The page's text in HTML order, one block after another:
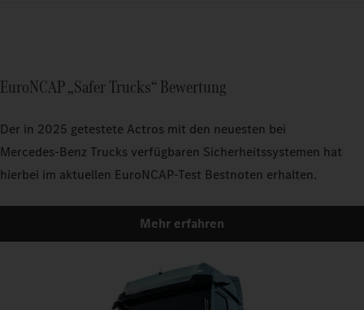
EuroNCAP „Safer Trucks“ Bewertung
Der in 2025 getestete Actros mit den neuesten bei
Mercedes‑Benz Trucks verfügbaren Sicherheitssystemen hat
hierbei im aktuellen EuroNCAP-Test Bestnoten erhalten.
Mehr erfahren